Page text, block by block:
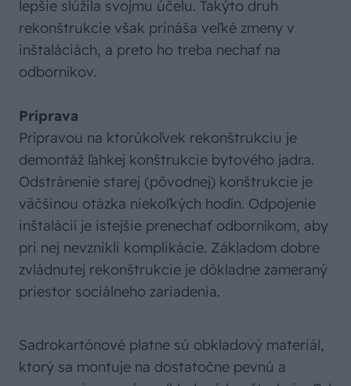
lepšie slúžila svojmu účelu. Takýto druh
rekonštrukcie však prináša veľké zmeny v
inštaláciách, a preto ho treba nechať na
odborníkov.
Príprava
Prípravou na ktorúkoľvek rekonštrukciu je
demontáž ľahkej konštrukcie bytového jadra.
Odstránenie starej (pôvodnej) konštrukcie je
väčšinou otázka niekoľkých hodín. Odpojenie
inštalácií je istejšie prenechať odborníkom, aby
pri nej nevznikli komplikácie. Základom dobre
zvládnutej rekonštrukcie je dôkladne zameraný
priestor sociálneho zariadenia.
Sadrokartónové platne sú obkladový materiál,
ktorý sa montuje na dostatočne pevnú a